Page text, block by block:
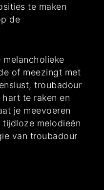
te maken
de
melancholieke
of meezingt met
troubadour
te raken en
je meevoeren
melodieën
van troubadour